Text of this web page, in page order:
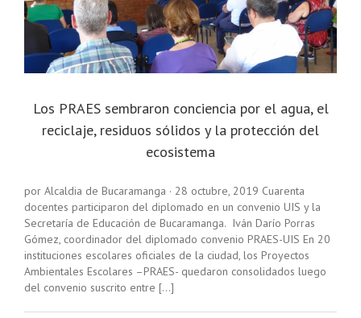
Los PRAES sembraron conciencia por el agua, el
reciclaje, residuos sólidos y la protección del
ecosistema
por Alcaldia de Bucaramanga · 28 octubre, 2019 Cuarenta
docentes participaron del diplomado en un convenio UIS y la
Secretaría de Educación de Bucaramanga. Iván Darío Porras
Gómez, coordinador del diplomado convenio PRAES-UIS En 20
instituciones escolares oficiales de la ciudad, los Proyectos
Ambientales Escolares –PRAES- quedaron consolidados luego
del convenio suscrito entre [...]